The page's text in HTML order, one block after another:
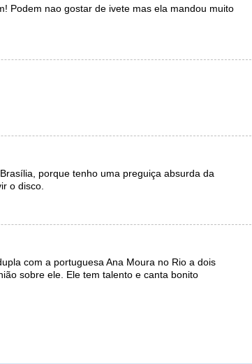
Podem nao gostar de ivete mas ela mandou muito
porque tenho uma preguiça absurda da
o disco.
com a portuguesa Ana Moura no Rio a dois
sobre ele. Ele tem talento e canta bonito